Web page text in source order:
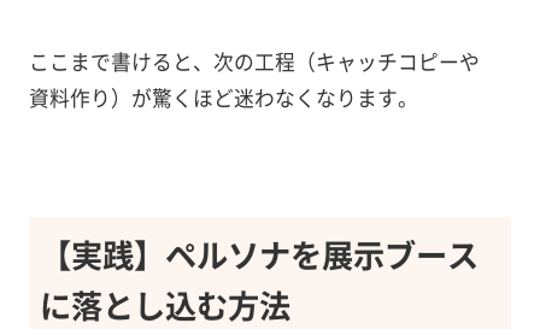
ここまで書けると、次の工程（キャッチコピーや
資料作り）が驚くほど迷わなくなります。
【実践】ペルソナを展示ブース
に落とし込む方法